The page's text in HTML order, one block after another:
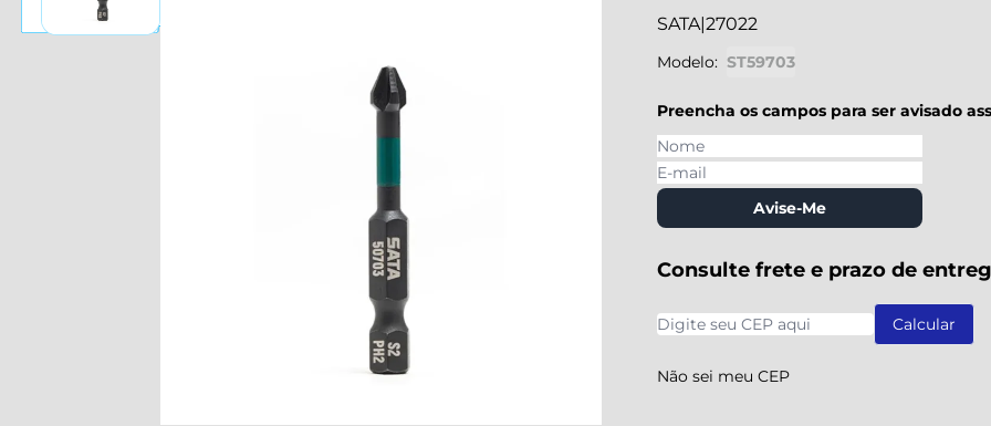
SATA|27022
Modelo: ST59703
Preencha os campos para ser avisado
Avise-Me
Consulte frete e prazo de
Não sei meu CEP